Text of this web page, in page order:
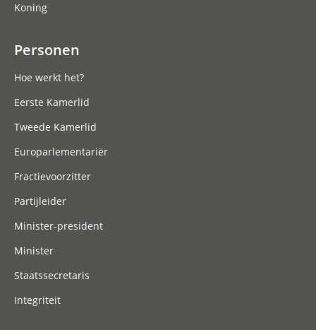
Koning
Personen
Hoe werkt het?
Eerste Kamerlid
Tweede Kamerlid
Europarlementariër
Fractievoorzitter
Partijleider
Minister-president
Minister
Staatssecretaris
Integriteit